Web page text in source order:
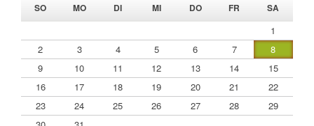
SONNTAGMONTAG DIENSTAGMITTWOCHDONNERSTAG
FR SA
1
2
3 4 5 6 7
8
9
10 11 12 13 14
15
16
17 18 19 20 21
22
23
24 25 26 27 28
29